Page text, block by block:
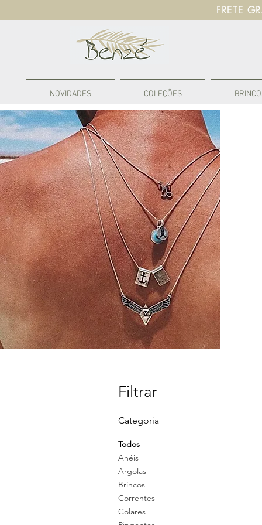
FRETE
NOVIDADES COLEÇÕES
Filtrar
Categoria
Todos
Anéis
Argolas
Brincos
Correntes
Colares